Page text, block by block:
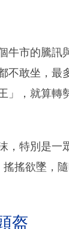
牛市的騰訊
不敢坐，最
」，就算轉
特別是一
搖欲墜，
盔